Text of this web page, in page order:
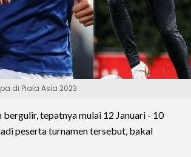
di Piala Asia 2023
bergulir, tepatnya mulai 12 Januari - 10
peserta turnamen tersebut, bakal